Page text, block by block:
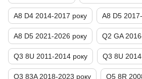
A8 D4 2014-2017 року A8 D5
A8 D5 2021-2026 року Q2 GA
Q3 8U 2011-2014 року Q3 8U
Q3 83A 2018-2023 року Q5 8R